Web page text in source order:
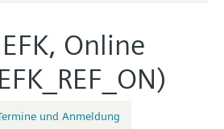
Online
und Anmeldung